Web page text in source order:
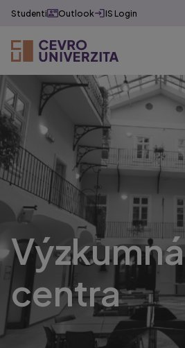
Studenti Outlook IS Login
Výzkumná
centra